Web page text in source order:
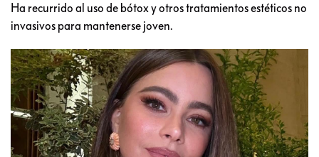
Ha recurrido al uso de bótox y otros tratamientos estéticos no
invasivos para mantenerse joven.